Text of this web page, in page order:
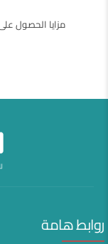
مزايا الحصول
روابط هامة